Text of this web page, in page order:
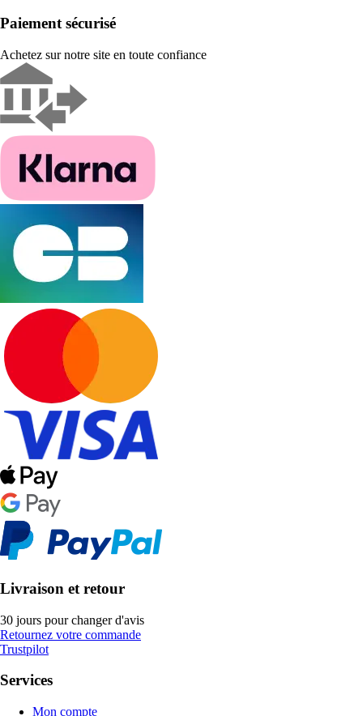
Paiement sécurisé
Achetez sur notre site en toute confiance
Livraison et retour
30 jours pour changer d'avis
Retournez votre commande
Trustpilot
Services
Mon compte